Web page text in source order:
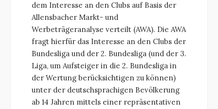
dem Interesse an den Clubs auf Basis der
Allensbacher Markt- und
Werbeträgeranalyse verteilt (AWA). Die AWA
fragt hierfür das Interesse an den Clubs der
Bundesliga und der 2. Bundesliga (und der 3.
Liga, um Aufsteiger in die 2. Bundesliga in
der Wertung berücksichtigen zu können)
unter der deutschsprachigen Bevölkerung
ab 14 Jahren mittels einer repräsentativen